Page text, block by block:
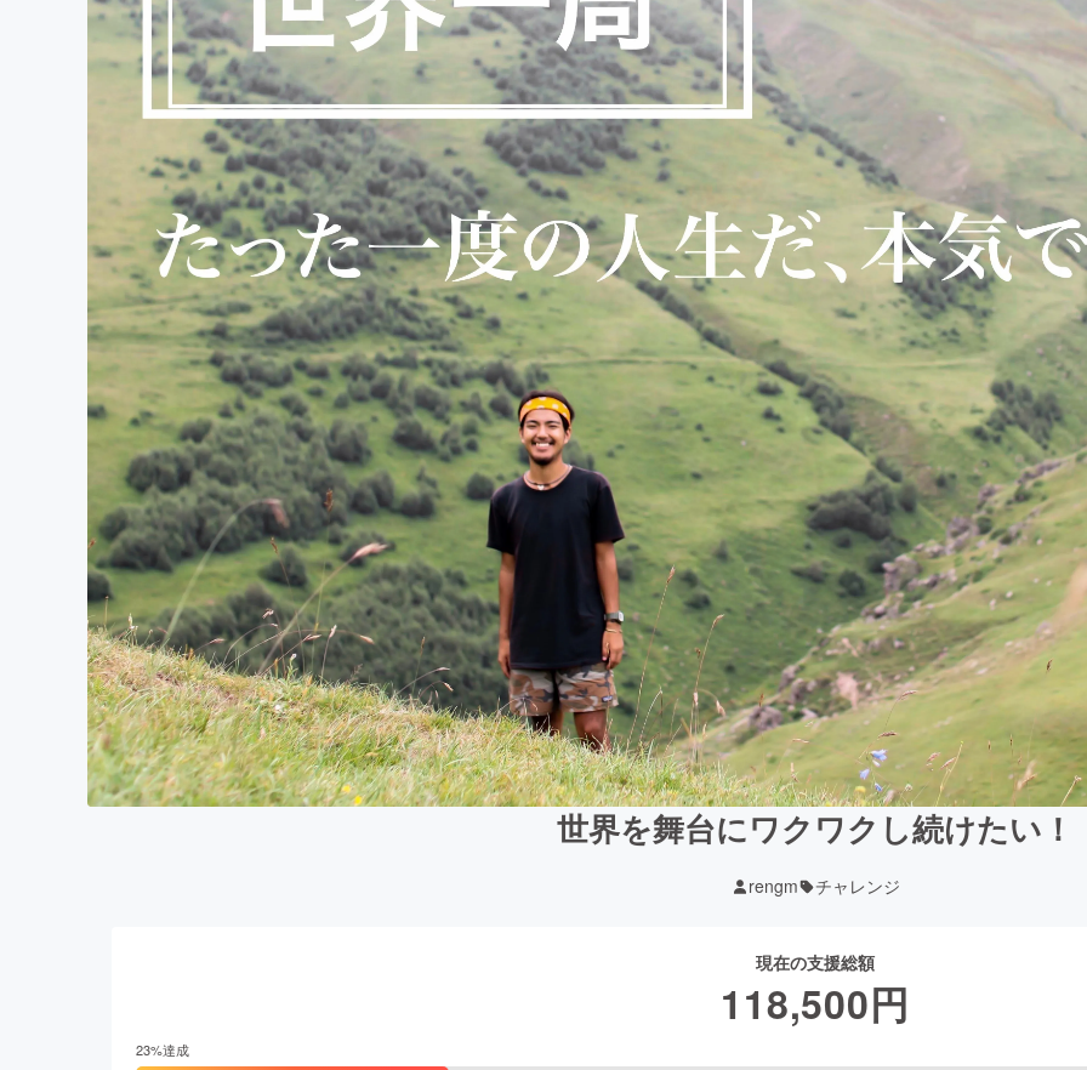
世界を舞台にワクワクし続けたい！
rengm チャレンジ
現在の支援総額
118,500円
23%達成